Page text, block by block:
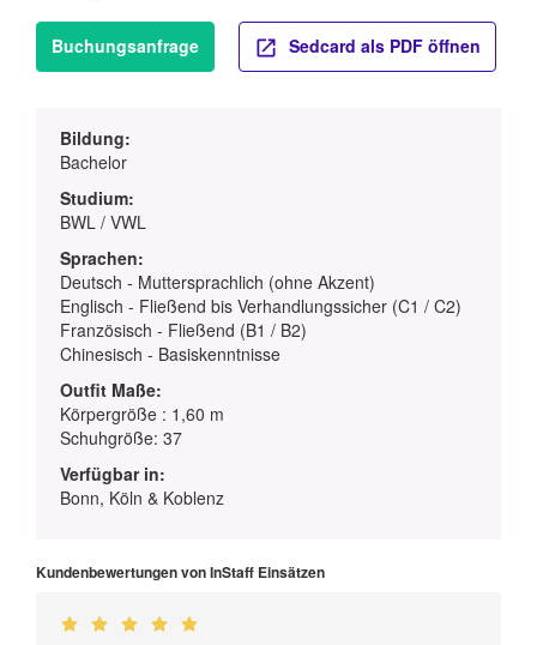
Buchungsanfrage Sedcard als PDF öffnen
Bildung:
Bachelor
Studium:
BWL / VWL
Sprachen:
Deutsch - Muttersprachlich (ohne Akzent)
Englisch - Fließend bis Verhandlungssicher (C1 / C2)
Französisch - Fließend (B1 / B2)
Chinesisch - Basiskenntnisse
Outfit Maße:
Körpergröße : 1,60 m
Schuhgröße: 37
Verfügbar in:
Bonn, Köln & Koblenz
Kundenbewertungen von InStaff Einsätzen